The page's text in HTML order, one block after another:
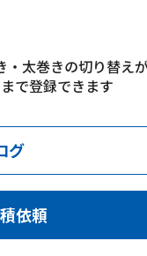
・太巻きの切り替え
で登録できます
グ
依頼